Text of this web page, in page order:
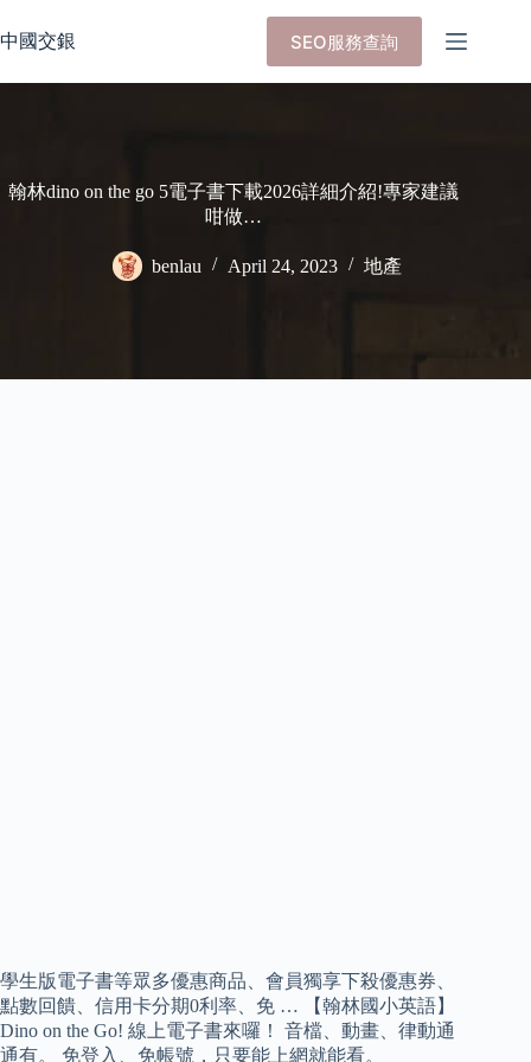
to
content
中國交銀 SEO服務查詢
翰林dino on the go 5電子書下載2026詳細介紹!專家建議
咁做…
benlau April 24, 2023 地產
學生版電子書等眾多優惠商品、會員獨享下殺優惠券、
點數回饋、信用卡分期0利率、免 … 【翰林國小英語】
Dino on the Go! 線上電子書來囉！ 音檔、動畫、律動通
通有。 免登入、免帳號，只要能上網就能看。